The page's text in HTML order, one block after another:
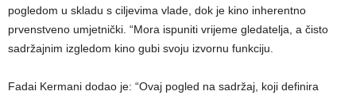
pogledom u skladu s ciljevima vlade, dok je kino inherentno
prvenstveno umjetnički. “Mora ispuniti vrijeme gledatelja, a čisto
sadržajnim izgledom kino gubi svoju izvornu funkciju.
Fadai Kermani dodao je: “Ovaj pogled na sadržaj, koji definira